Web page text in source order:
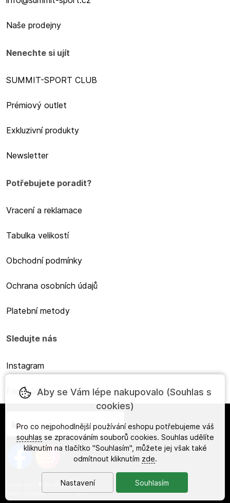
Naše prodejny
Nenechte si ujít
SUMMIT-SPORT CLUB
Prémiový outlet
Exkluzivní produkty
Newsletter
Potřebujete poradit?
Vracení a reklamace
Tabulka velikostí
Obchodní podmínky
Ochrana osobních údajů
Platební metody
Sledujte nás
Instagram
Facebook
Česky
ineShop
Mapa stránek,Klasická verze
Aby se Vám lépe nakupovalo (Souhlas s
cookies)
Pro co nejpohodlnější používání eshopu potřebujeme váš
souhlas se zpracováním souborů cookies. Souhlas udělíte
kliknutím na tlačítko "Souhlasím", můžete jej však také
odmítnout kliknutím zde.
Nastavení Souhlasím